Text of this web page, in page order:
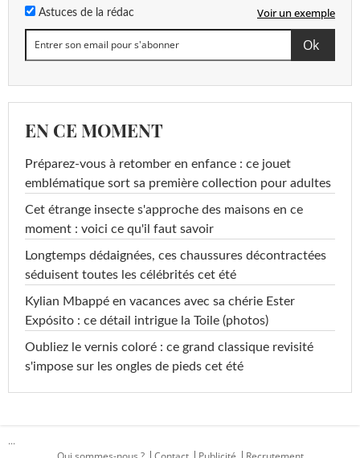
Astuces de la rédac Voir un exemple
EN CE MOMENT
Préparez-vous à retomber en enfance : ce jouet
emblématique sort sa première collection pour adultes
Cet étrange insecte s'approche des maisons en ce
moment : voici ce qu'il faut savoir
Longtemps dédaignées, ces chaussures décontractées
séduisent toutes les célébrités cet été
Kylian Mbappé en vacances avec sa chérie Ester
Expósito : ce détail intrigue la Toile (photos)
Oubliez le vernis coloré : ce grand classique revisité
s'impose sur les ongles de pieds cet été
...